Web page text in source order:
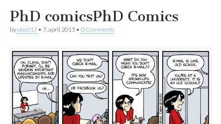
PhD comicsPhD Comics
byobo017 • 7. april 2015 • 0 Comments